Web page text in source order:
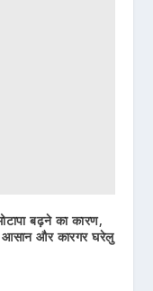
बढ़ने का कारण,
और कारगर घरेलु